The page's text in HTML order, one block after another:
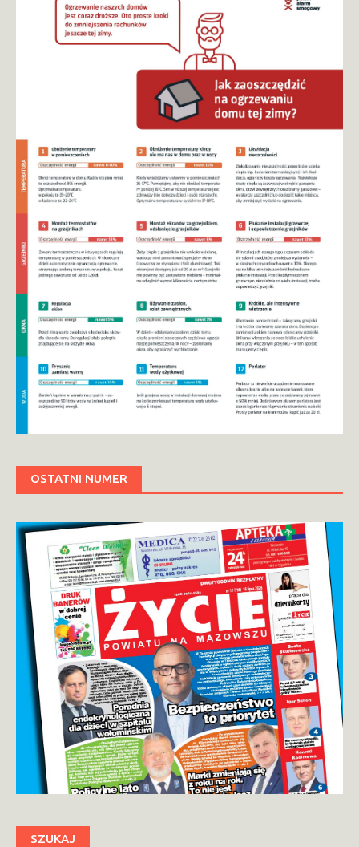
OSTATNI NUMER
SZUKAJ